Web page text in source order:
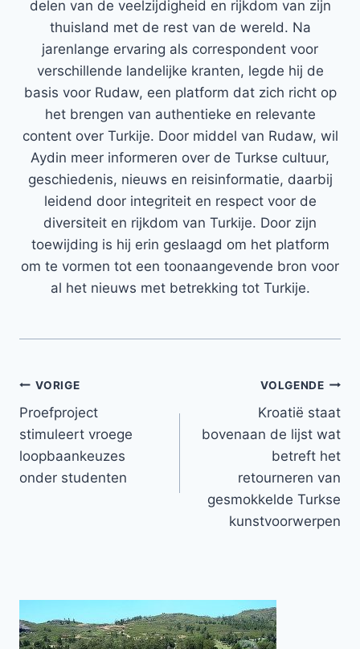
delen van de veelzijdigheid en rijkdom van zijn
thuisland met de rest van de wereld. Na
jarenlange ervaring als correspondent voor
verschillende landelijke kranten, legde hij de
basis voor Rudaw, een platform dat zich richt op
het brengen van authentieke en relevante
content over Turkije. Door middel van Rudaw, wil
Aydin meer informeren over de Turkse cultuur,
geschiedenis, nieuws en reisinformatie, daarbij
leidend door integriteit en respect voor de
diversiteit en rijkdom van Turkije. Door zijn
toewijding is hij erin geslaagd om het platform
om te vormen tot een toonaangevende bron voor
al het nieuws met betrekking tot Turkije.
Bericht
navigatie
VORIGE
Proefproject
stimuleert vroege
loopbaankeuzes
onder studenten
VOLGENDE
Kroatië staat
bovenaan de lijst wat
betreft het
retourneren van
gesmokkelde Turkse
kunstvoorwerpen